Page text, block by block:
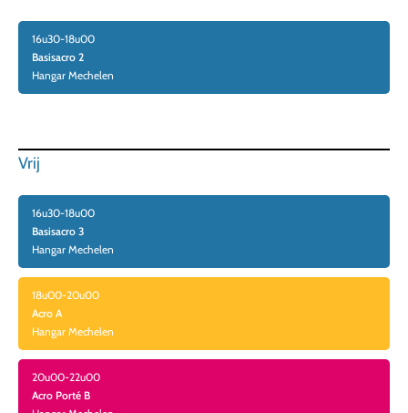
16u30-18u00
Basisacro 2
Hangar Mechelen
Vrij
16u30-18u00
Basisacro 3
Hangar Mechelen
18u00-20u00
Acro A
Hangar Mechelen
20u00-22u00
Acro Porté B